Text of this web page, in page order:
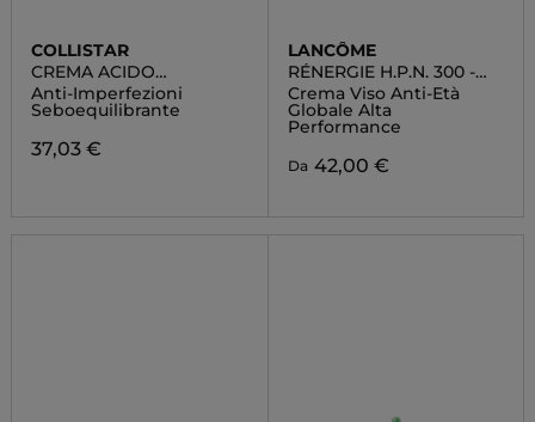
COLLISTAR
CREMA ACIDO
SALICILICO +
NIACINAMIDE
Anti-Imperfezioni
Seboequilibrante
37,03 €
LANCÔME
RÉNERGIE H.P.N. 300 -
PEPTIDE CREAM
Crema Viso Anti-Età
Globale Alta
Performance
Da 42,00 €